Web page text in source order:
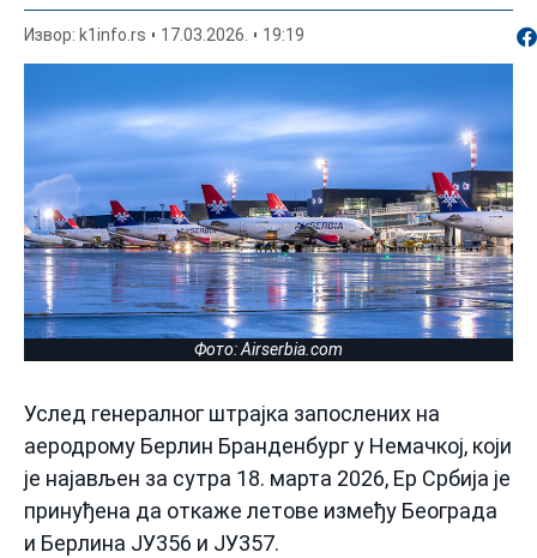
Извор: k1info.rs 17.03.2026. 19:19
Фото: Аirserbia.com
Услед генералног штрајка запослених на
аеродрому Берлин Бранденбург у Немачкој, који
је најављен за сутра 18. марта 2026, Ер Србија је
принуђена да откаже летове између Београда
и Берлина ЈУ356 и ЈУ357.